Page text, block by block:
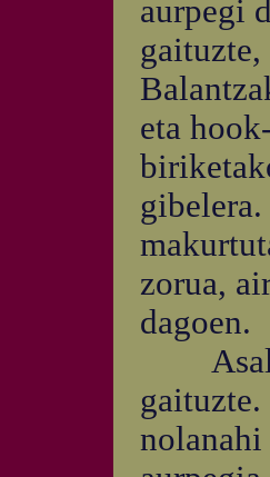
aurpegi
eta
zorua,
dagoen.
Asalto
nolanahi